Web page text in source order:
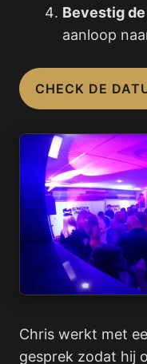
Bevestig
aanloop
CHECK DE
Chris werkt met
gesprek zodat hij